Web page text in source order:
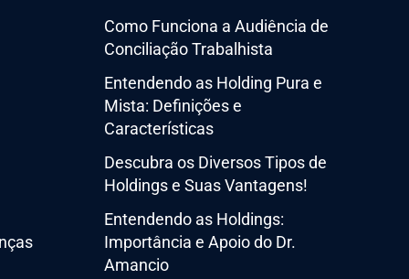
Como Funciona a Audiência de
Conciliação Trabalhista
Entendendo as Holding Pura e
Mista: Definições e
Características
Descubra os Diversos Tipos de
Holdings e Suas Vantagens!
Entendendo as Holdings:
Importância e Apoio do Dr.
Amancio